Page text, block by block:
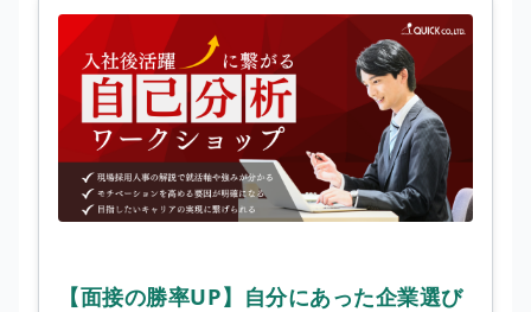
【面接の勝率UP】自分にあった企業選び